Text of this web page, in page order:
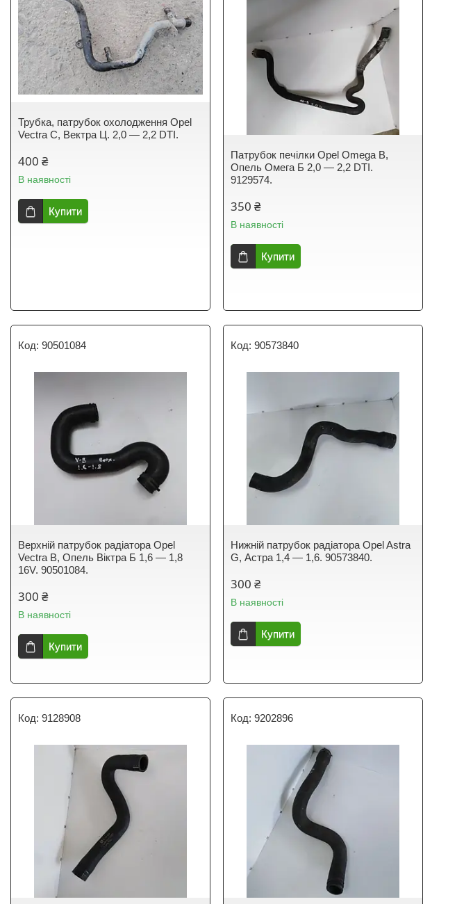
Трубка, патрубок охолодження Opel
Vectra C, Вектра Ц. 2,0 — 2,2 DTI.
400 ₴
В наявності
Купити
Патрубок печілки Opel Omega B,
Опель Омега Б 2,0 — 2,2 DTI.
9129574.
350 ₴
В наявності
Купити
90501084
Верхній патрубок радіатора Opel
Vectra B, Опель Віктра Б 1,6 — 1,8
16V. 90501084.
300 ₴
В наявності
Купити
90573840
Нижній патрубок радіатора Opel Astra
G, Астра 1,4 — 1,6. 90573840.
300 ₴
В наявності
Купити
9128908 9202896